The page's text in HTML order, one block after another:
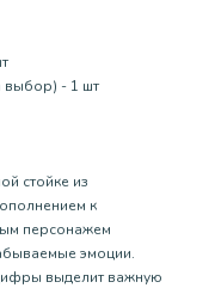
- 1 шт
стойке из
к
персонажем
эмоции.
выделит важную